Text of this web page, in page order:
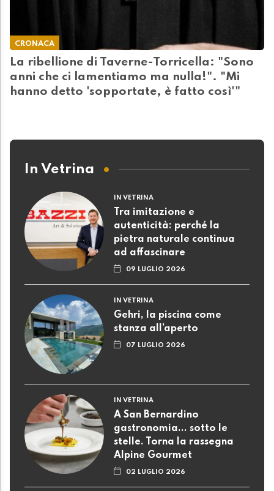
CRONACA
La ribellione di Taverne-Torricella: "Sono
anni che ci lamentiamo ma nulla!". "Mi
hanno detto 'sopportate, è fatto così'"
In Vetrina
IN VETRINA
Tra imitazione e
autenticità: perché la
pietra naturale continua
ad affascinare
09 LUGLIO 2026
IN VETRINA
Gehri, la piscina come
stanza all’aperto
07 LUGLIO 2026
IN VETRINA
A San Bernardino
gastronomia... sotto le
stelle. Torna la rassegna
Alpine Gourmet
02 LUGLIO 2026